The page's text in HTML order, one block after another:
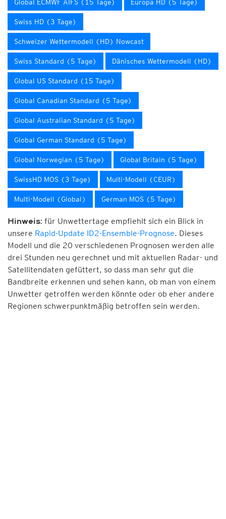
Global ECMWF AIFS (15 Tage) Europa HD (5 Tage)
Swiss HD (3 Tage)
Schweizer Wettermodell (HD) Nowcast
Swiss Standard (5 Tage) Dänisches Wettermodell (HD)
Global US Standard (15 Tage)
Global Canadian Standard (5 Tage)
Global Australian Standard (5 Tage)
Global German Standard (5 Tage)
Global Norwegian (5 Tage) Global Britain (5 Tage)
SwissHD MOS (3 Tage) Multi-Modell (CEUR)
Multi-Modell (Global) German MOS (5 Tage)
Hinweis: für Unwettertage empfiehlt sich ein Blick in
unsere Rapid-Update ID2-Ensemble-Prognose. Dieses
Modell und die 20 verschiedenen Prognosen werden alle
drei Stunden neu gerechnet und mit aktuellen Radar- und
Satellitendaten gefüttert, so dass man sehr gut die
Bandbreite erkennen und sehen kann, ob man von einem
Unwetter getroffen werden könnte oder ob eher andere
Regionen schwerpunktmäßig betroffen sein werden.